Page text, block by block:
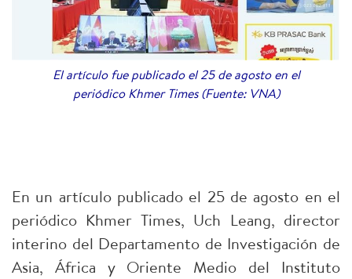
El artículo fue publicado el 25 de agosto en el
periódico Khmer Times (Fuente: VNA)
En un artículo publicado el 25 de agosto en el
periódico Khmer Times, Uch Leang, director
interino del Departamento de Investigación de
Asia, África y Oriente Medio del Instituto